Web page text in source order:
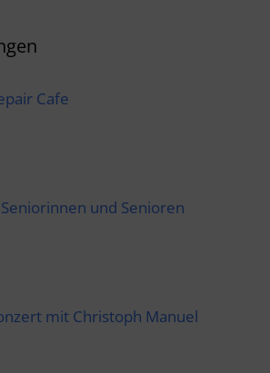
Cafe
und Senioren
mit Christoph Manuel